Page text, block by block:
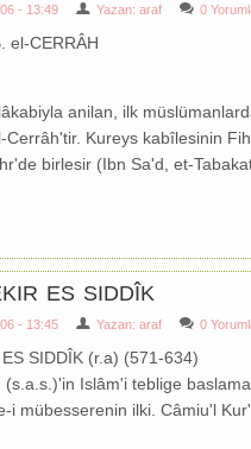
- 13:49 Yazan: araf 0
el-CERRÂH
anilan, ilk
Cerrâh'tir. Kureys kabîlesinin
birlesir (Ibn Sa'd, et-
ES SIDDÎK
- 13:45 Yazan: araf 0
SIDDÎK (r.a) (571-634)
(s.a.s.)'in Islâm'i teblige
i mübesserenin ilki. Câmiu'l